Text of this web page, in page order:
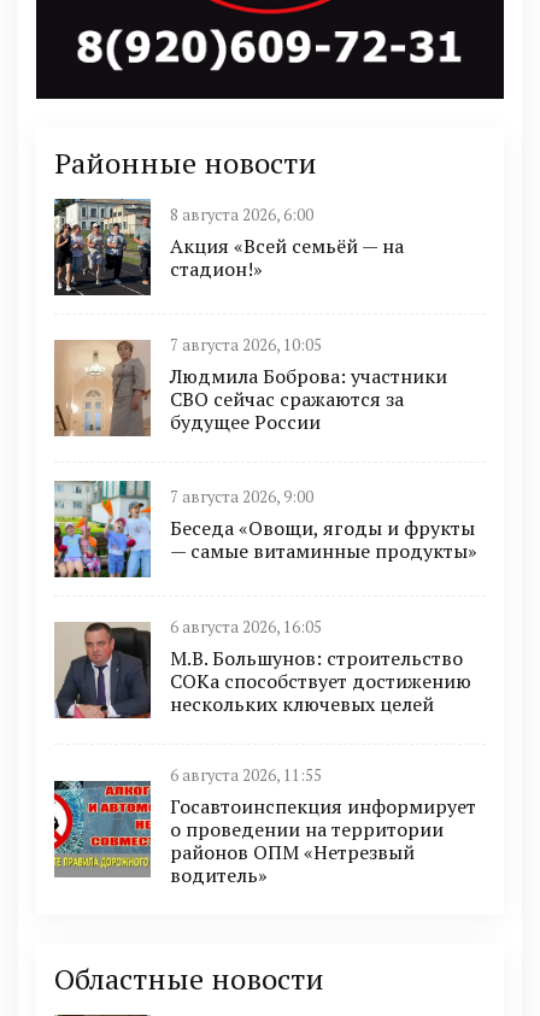
Районные новости
8 августа 2026, 6:00
Акция «Всей семьёй — на
стадион!»
7 августа 2026, 10:05
Людмила Боброва: участники
СВО сейчас сражаются за
будущее России
7 августа 2026, 9:00
Беседа «Овощи, ягоды и фрукты
— самые витаминные продукты»
6 августа 2026, 16:05
М.В. Большунов: строительство
СОКа способствует достижению
нескольких ключевых целей
6 августа 2026, 11:55
Госавтоинспекция информирует
о проведении на территории
районов ОПМ «Нетрезвый
водитель»
Областные новости